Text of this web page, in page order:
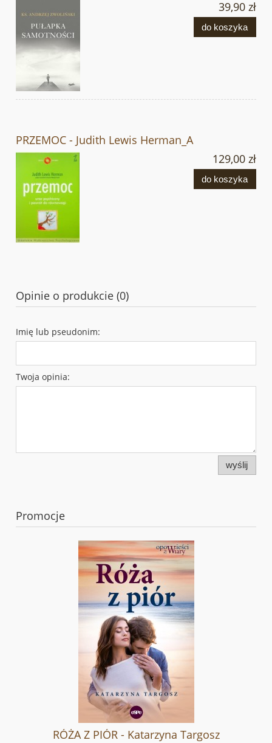
39,90 zł
do koszyka
PRZEMOC - Judith Lewis Herman_A
129,00 zł
do koszyka
Opinie o produkcie (0)
Imię lub pseudonim:
Twoja opinia:
wyślij
Promocje
RÓŻA Z PIÓR - Katarzyna Targosz